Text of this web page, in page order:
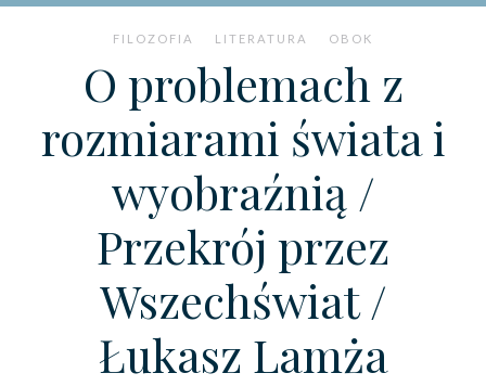
FILOZOFIA LITERATURA OBOK
O problemach z
rozmiarami świata i
wyobraźnią /
Przekrój przez
Wszechświat /
Łukasz Lamża